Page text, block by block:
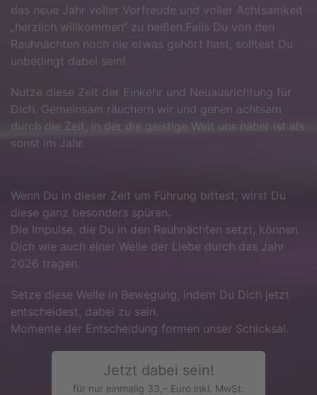
das neue Jahr voller Vorfreude und voller Achtsamkeit
„herzlich willkommen“ zu heißen.Falls Du von den
Rauhnächten noch nie etwas gehört hast, solltest Du
unbedingt dabei sein!
Nutze diese Zeit der Einkehr und Neuausrichtung für
Dich. Gemeinsam räuchern wir und gehen achtsam
durch die Zeit, in der die geistige Welt uns näher ist als
sonst im Jahr.
Wenn Du in dieser Zeit um Führung bittest, wirst Du
diese ganz besonders spüren.
Die Impulse, die Du in den Rauhnächten setzt, können
Dich wie auch einer Welle der Liebe durch das Jahr
2026 tragen.
Setze diese Welle in Bewegung, indem Du Dich jetzt
entscheidest, dabei zu sein.
Momente der Entscheidung formen unser Schicksal.
Jetzt dabei sein!
für nur einmalig 33,– Euro inkl. MwSt.